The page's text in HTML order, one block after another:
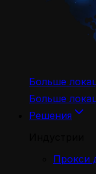
Больше
Больше
Решения
Прокси